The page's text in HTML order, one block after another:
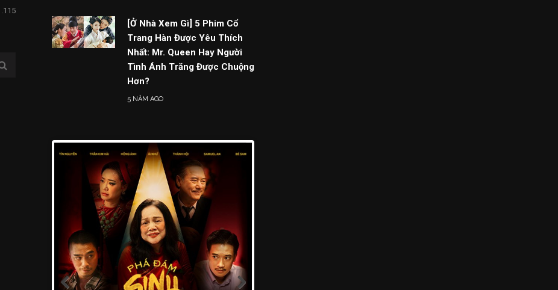
[Ở Nhà Xem Gì] 5 Phim Cổ
Trang Hàn Được Yêu Thích
Nhất: Mr. Queen Hay Người
Tình Ánh Trăng Được Chuộng
Hơn?
5 NĂM AGO